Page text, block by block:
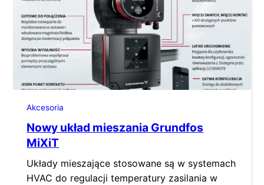
Akcesoria
Nowy układ mieszania Grundfos
MiXiT
Układy mieszające stosowane są w systemach
HVAC do regulacji temperatury zasilania w